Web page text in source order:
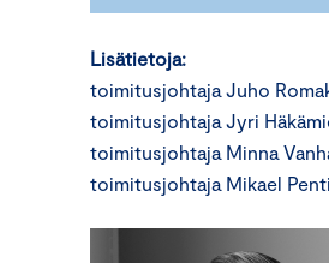
Lisätietoja:
toimitusjohtaja Juho
toimitusjohtaja Jyri
toimitusjohtaja Minna
toimitusjohtaja Mikael